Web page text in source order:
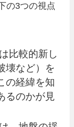
の3つの視点
比較的新し
壊など）を
の経緯を知
るのかが見